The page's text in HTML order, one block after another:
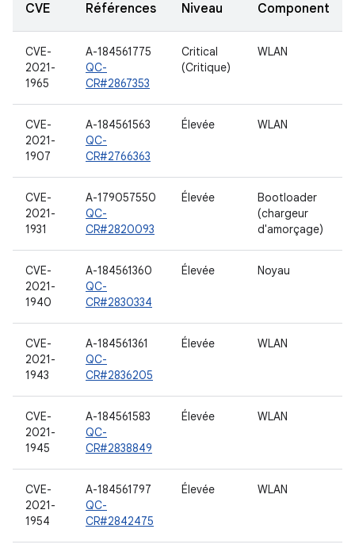
CVE Références Niveau Component
CVE-
2021-
1965
A-184561775
QC-
CR#2867353
Critical
(Critique)
WLAN
CVE-
2021-
1907
A-184561563
QC-
CR#2766363
Élevée WLAN
CVE-
2021-
1931
A-179057550
QC-
CR#2820093
Élevée
Bootloader
(chargeur
d'amorçage)
CVE-
2021-
1940
A-184561360
QC-
CR#2830334
Élevée Noyau
CVE-
2021-
1943
A-184561361
QC-
CR#2836205
Élevée WLAN
CVE-
2021-
1945
A-184561583
QC-
CR#2838849
Élevée WLAN
CVE-
2021-
1954
A-184561797
QC-
CR#2842475
Élevée WLAN